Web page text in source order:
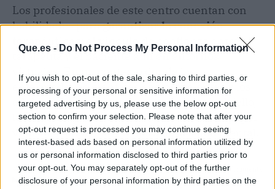
Que.es - Do Not Process My Personal Information
If you wish to opt-out of the sale, sharing to third parties, or
processing of your personal or sensitive information for
targeted advertising by us, please use the below opt-out
section to confirm your selection. Please note that after your
opt-out request is processed you may continue seeing
interest-based ads based on personal information utilized by
us or personal information disclosed to third parties prior to
your opt-out. You may separately opt-out of the further
disclosure of your personal information by third parties on the
Los profesionales de este centro cuentan con
habilidades paragarantizar la conexión
terapéutica y el vínculo de confianza entre el
terapeuta y el paciente aún en entornos
virtuales. En un contexto donde las
enfermedades mentales son prevalentes y los
adultos toman cada vez más conciencia de ello,
la psicoterapia de adultos desempeña un papel
vital en la atención y mejora de la salud mental.
Artículo anterior
Herramientas digitales
Artículo siguiente
¿Dónde encontrar algo